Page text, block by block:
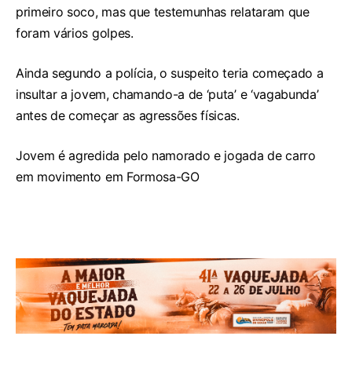
primeiro soco, mas que testemunhas relataram que
foram vários golpes.
Ainda segundo a polícia, o suspeito teria começado a
insultar a jovem, chamando-a de ‘puta’ e ‘vagabunda’
antes de começar as agressões físicas.
Jovem é agredida pelo namorado e jogada de carro
em movimento em Formosa-GO